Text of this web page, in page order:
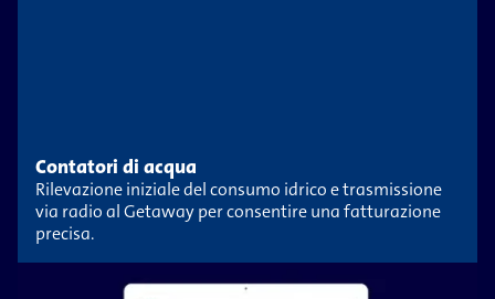
Contatori di acqua
Rilevazione iniziale del consumo idrico e trasmissione
via radio al Getaway per consentire una fatturazione
precisa.